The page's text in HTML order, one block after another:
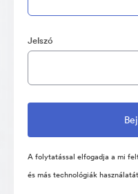
Jelszó
A folytatással elfogadja a mi
és más technológiák